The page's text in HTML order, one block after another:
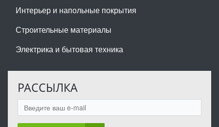
Интерьер и напольные покрытия
Строительные материалы
Электрика и бытовая техника
РАССЫЛКА